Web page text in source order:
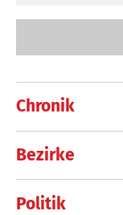
Chronik
Bezirke
Politik